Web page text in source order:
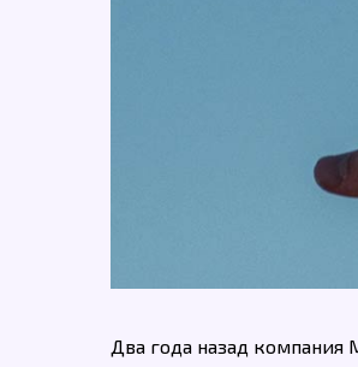
Два года назад компания